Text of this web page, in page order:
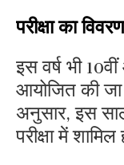
परीक्षा का
इस वर्ष भी
आयोजित की जा
अनुसार, इस
परीक्षा में